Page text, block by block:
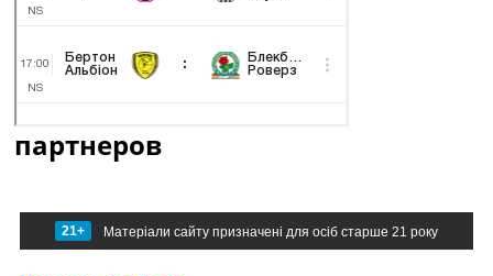
партнеров
21+ Матеріали сайту призначені для осіб старше 21 року